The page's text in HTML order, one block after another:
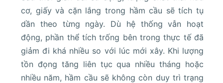
cơ, giấy và cặn lắng trong hầm cầu sẽ tích tụ
dần theo từng ngày. Dù hệ thống vẫn hoạt
động, phần thể tích trống bên trong thực tế đã
giảm đi khá nhiều so với lúc mới xây. Khi lượng
tồn đọng tăng liên tục qua nhiều tháng hoặc
nhiều năm, hầm cầu sẽ không còn duy trì trạng